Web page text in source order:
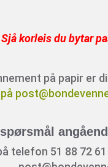
Sjå korleis du bytar
på papir er
telefon 51 88 72